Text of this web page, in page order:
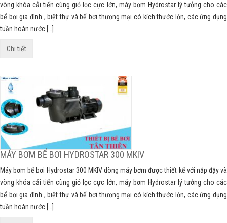
vòng khóa cải tiến cùng giỏ lọc cực lớn, máy bơm Hydrostar lý tưởng cho các
bể bơi gia đình , biệt thự và bể bơi thương mại có kích thước lớn, các ứng dụng
tuần hoàn nước […]
Chi tiết
MÁY BƠM BỂ BƠI HYDROSTAR 300 MKIV
Máy bơm bể bơi Hydrostar 300 MKIV dòng máy bơm được thiết kế với nắp đậy và
vòng khóa cải tiến cùng giỏ lọc cực lớn, máy bơm Hydrostar lý tưởng cho các
bể bơi gia đình , biệt thự và bể bơi thương mại có kích thước lớn, các ứng dụng
tuần hoàn nước […]